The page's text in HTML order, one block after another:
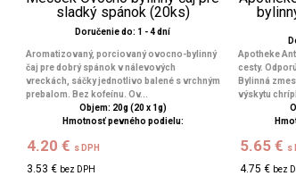
sladký spánok (20ks)
Doručenie do: 1 - 4 dní
Aromatizovaný, porciovaný ovocno-bylinný
čaj pre dobrý spánok v nálevových
vreckách, sáčky jednotlivo balené s vrchným
prebalom. Bez kofeínu. Ov...
Objem: 20g (20 x 1g)
Hmotnosť pevného podielu:
4.20 € s DPH
3.53 € bez DPH
Apotheke
cesty.
Bylinná
výskytu
5.65 € s
4.75 € bez